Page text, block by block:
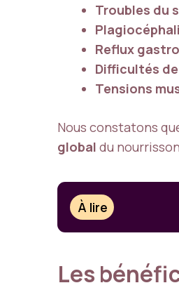
Troubles du
Reflux
Difficultés
Tensions
Nous constatons
global du
À lire
Les